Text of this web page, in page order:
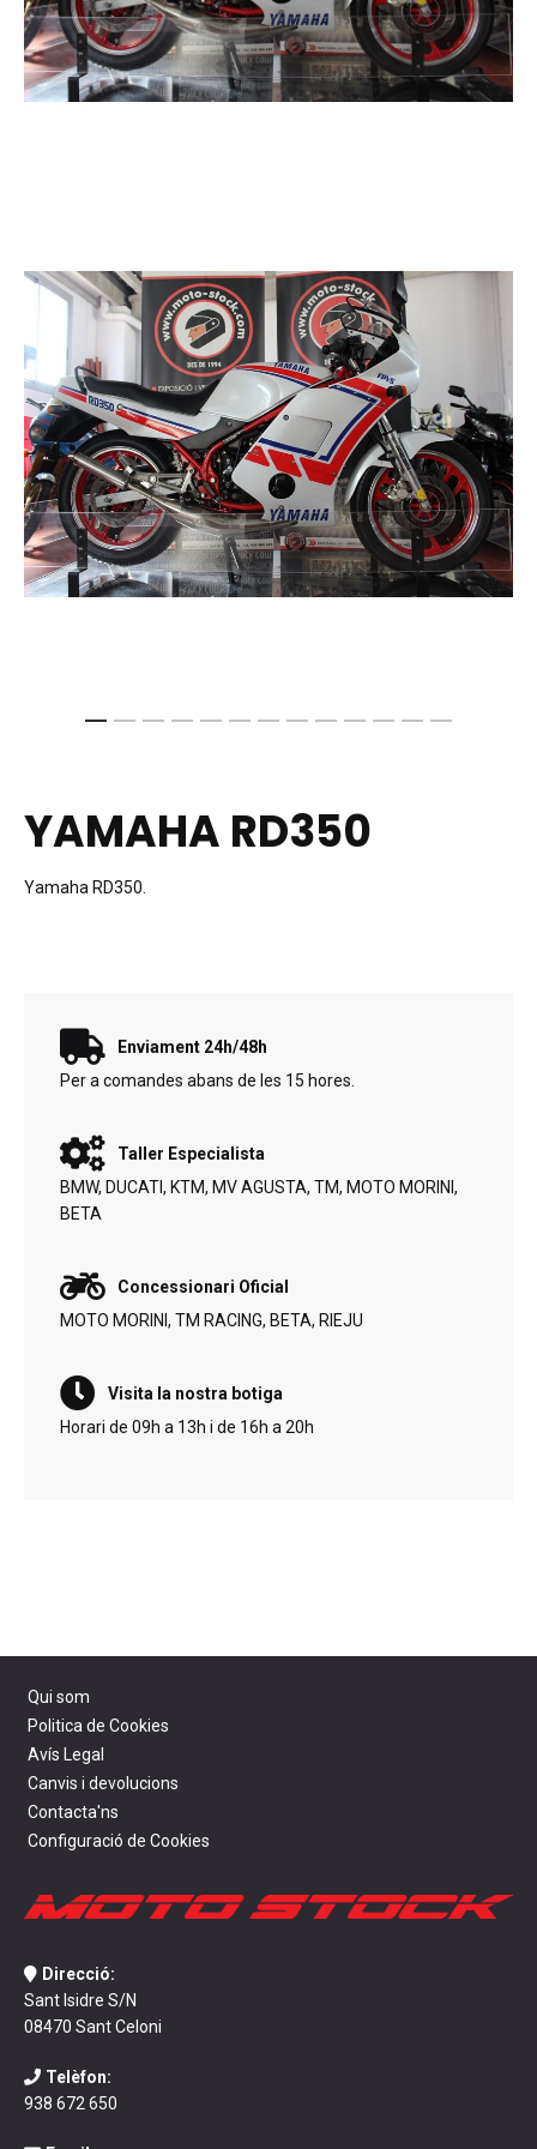
beginning
of
images
YAMAHA RD350
Yamaha RD350.
Enviament 24h/48h
Per a comandes abans de les 15 hores.
Taller Especialista
BMW, DUCATI, KTM, MV AGUSTA, TM, MOTO MORINI,
BETA
Concessionari Oficial
MOTO MORINI, TM RACING, BETA, RIEJU
Visita la nostra botiga
Horari de 09h a 13h i de 16h a 20h
Qui som
Politica de Cookies
Avís Legal
Canvis i devolucions
Contacta'ns
Configuració de Cookies
Direcció:
Sant Isidre S/N
08470 Sant Celoni
Telèfon:
938 672 650